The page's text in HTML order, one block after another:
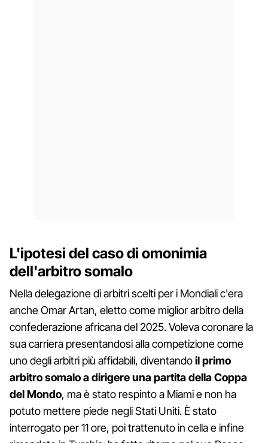
L'ipotesi del caso di omonimia
dell'arbitro somalo
Nella delegazione di arbitri scelti per i Mondiali c'era
anche Omar Artan, eletto come miglior arbitro della
confederazione africana del 2025. Voleva coronare la
sua carriera presentandosi alla competizione come
uno degli arbitri più affidabili, diventandoil primo
arbitro somalo a dirigere una partita della Coppa
del Mondo, ma è stato respinto a Miami e non ha
potuto mettere piede negli Stati Uniti. È stato
interrogato per 11 ore, poi trattenuto in cella e infine